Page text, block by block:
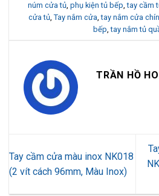
núm cửa tủ, phụ kiện tủ bếp ,tay cầm
cửa tủ Tay nắm cửa ,tay nắm cửa
bếp ,tay nắm tủ
TRẦN HỒ
Tay cầm cửa màu inox NK018
(2 vít cách 96mm, Màu Inox)